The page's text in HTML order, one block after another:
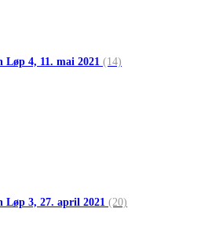
4, 11. mai 2021 (14)
Løp 3, 27. april 2021 (20)